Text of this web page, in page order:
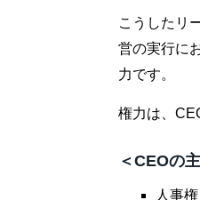
こうしたリ
営の実行に
力です。
権力は、
＜CEOの
人事